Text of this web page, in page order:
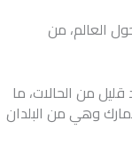
العالم، من
من الحالات، ما
وهي من البلدان